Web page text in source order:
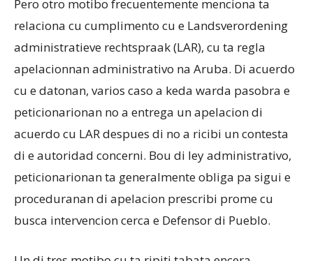
Pero otro motibo frecuentemente menciona ta
relaciona cu cumplimento cu e Landsverordening
administratieve rechtspraak (LAR), cu ta regla
apelacionnan administrativo na Aruba. Di acuerdo
cu e datonan, varios caso a keda warda pasobra e
peticionarionan no a entrega un apelacion di
acuerdo cu LAR despues di no a ricibi un contesta
di e autoridad concerni. Bou di ley administrativo,
peticionarionan ta generalmente obliga pa sigui e
proceduranan di apelacion prescribi prome cu
busca intervencion cerca e Defensor di Pueblo.